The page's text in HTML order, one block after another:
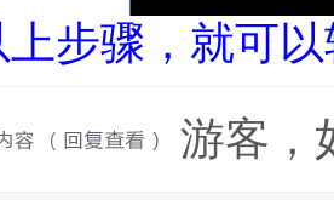
步骤，就可
游客，